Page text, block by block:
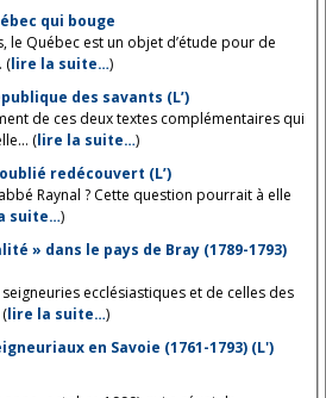
qui bouge
le Québec est un objet d’étude pour de
(lire la suite…)
des savants (L’)
de ces deux textes complémentaires qui
(lire la suite…)
abbé Raynal, l’illustre oublié redécouvert (L’)
Raynal ? Cette question pourrait à elle
suite…)
» dans le pays de Bray (1789-1793)
ecclésiastiques et de celles des
lire la suite…)
en Savoie (1761-1793) (L')